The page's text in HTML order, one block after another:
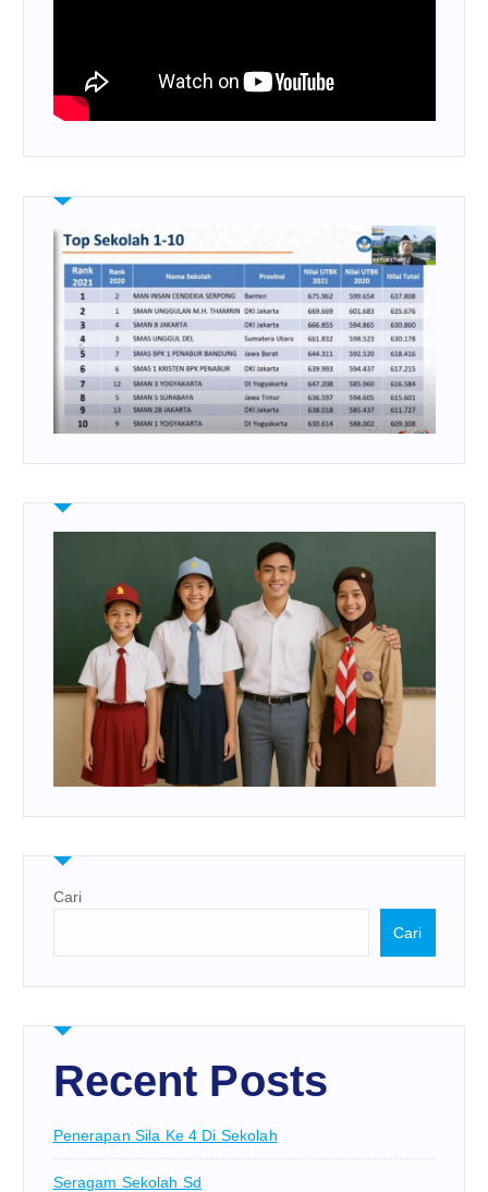
Cari
Cari
Recent Posts
Penerapan Sila Ke 4 Di Sekolah
Seragam Sekolah Sd